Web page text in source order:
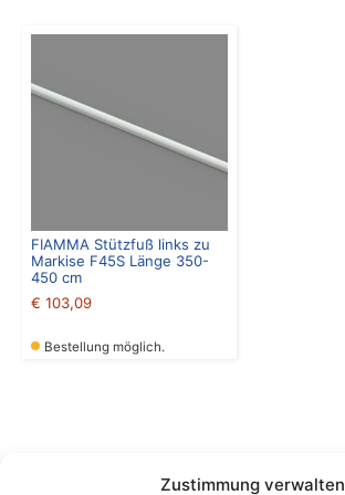
Zustimmung verwalten
FIAMMA Stützfuß links zu
Markise F45S Länge 350-
450 cm
€ 103,09
Bestellung möglich.